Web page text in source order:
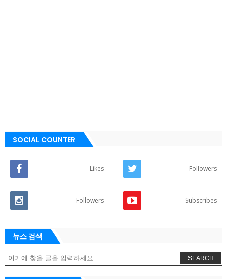
SOCIAL COUNTER
Likes Followers
Followers Subscribes
뉴스 검색
SEARCH